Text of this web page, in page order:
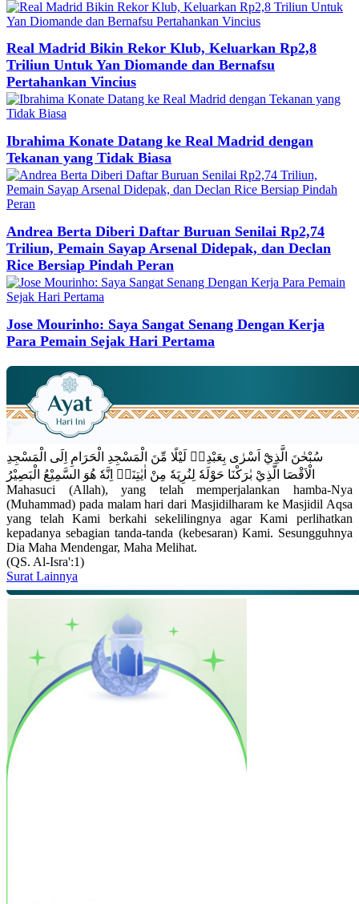
Real Madrid Bikin Rekor Klub, Keluarkan Rp2,8
Triliun Untuk Yan Diomande dan Bernafsu
Pertahankan Vincius
Ibrahima Konate Datang ke Real Madrid dengan
Tekanan yang Tidak Biasa
Andrea Berta Diberi Daftar Buruan Senilai Rp2,74
Triliun, Pemain Sayap Arsenal Didepak, dan Declan
Rice Bersiap Pindah Peran
Jose Mourinho: Saya Sangat Senang Dengan Kerja
Para Pemain Sejak Hari Pertama
سُبْحٰنَ الَّذِيْٓ اَسْرٰى بِعَبْدِهٖ لَيْلًا مِّنَ الْمَسْجِدِ الْحَرَامِ اِلَى الْمَسْجِدِ
الْاَقْصَا الَّذِيْ بٰرَكْنَا حَوْلَهٗ لِنُرِيَهٗ مِنْ اٰيٰتِنَاۗ اِنَّهٗ هُوَ السَّمِيْعُ الْبَصِيْرُ
Mahasuci (Allah), yang telah memperjalankan hamba-Nya
(Muhammad) pada malam hari dari Masjidilharam ke Masjidil Aqsa
yang telah Kami berkahi sekelilingnya agar Kami perlihatkan
kepadanya sebagian tanda-tanda (kebesaran) Kami. Sesungguhnya
Dia Maha Mendengar, Maha Melihat.
(QS. Al-Isra':1)
Surat Lainnya